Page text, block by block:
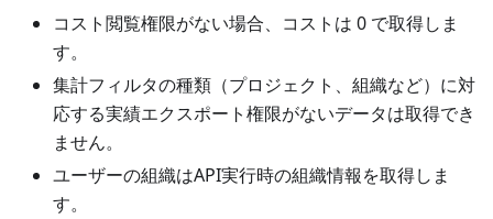
コスト閲覧権限がない場合、コストは 0 で取得しま
す。
集計フィルタの種類（プロジェクト、組織など）に対
応する実績エクスポート権限がないデータは取得でき
ません。
ユーザーの組織はAPI実行時の組織情報を取得しま
す。